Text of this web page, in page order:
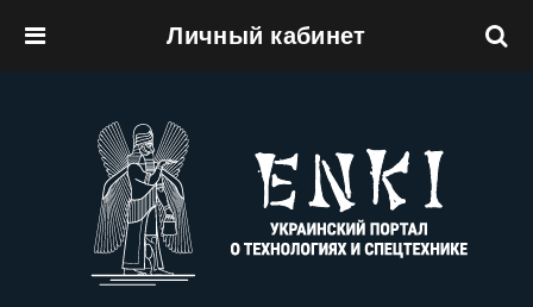
Личный кабинет